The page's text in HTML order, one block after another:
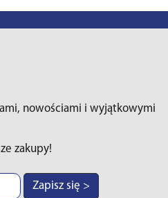
nowościami i wyjątkowymi
zakupy!
Zapisz się >